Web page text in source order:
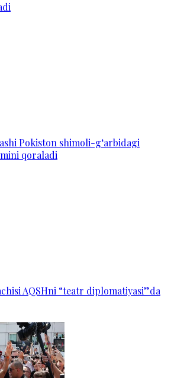
Pokiston shimoli-g‘arbidagi
qoraladi
AQSHni “teatr diplomatiyasi”da